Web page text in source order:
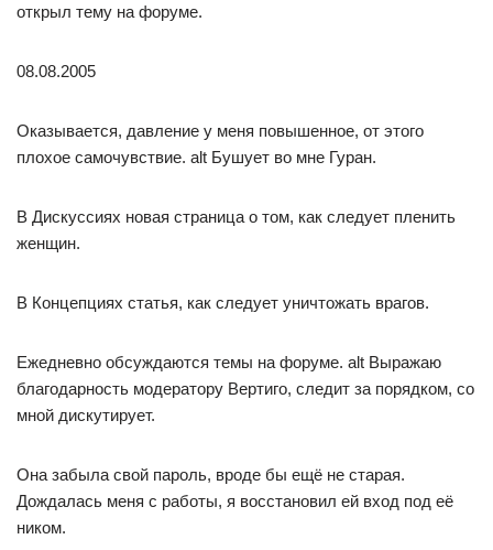
открыл тему на форуме.
08.08.2005
Оказывается, давление у меня повышенное, от этого
плохое самочувствие. alt Бушует во мне Гуран.
В Дискуссиях новая страница о том, как следует пленить
женщин.
В Концепциях статья, как следует уничтожать врагов.
Ежедневно обсуждаются темы на форуме. alt Выражаю
благодарность модератору Вертиго, следит за порядком, со
мной дискутирует.
Она забыла свой пароль, вроде бы ещё не старая.
Дождалась меня с работы, я восстановил ей вход под её
ником.